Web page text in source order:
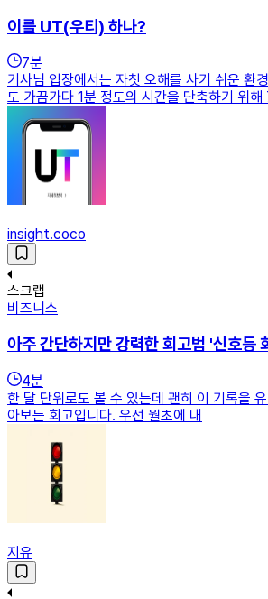
이를 UT(우티) 하나?
7분
기사님 입장에서는 자칫 오해를 사기 쉬운 환
도 가끔가다 1분 정도의 시간을 단축하기 위
insight.coco
스크랩
비즈니스
아주 간단하지만 강력한 회고법 '신호등
4분
한 달 단위로도 볼 수 있는데 괜히 이 기록을
아보는 회고입니다. 우선 월초에 내
지유